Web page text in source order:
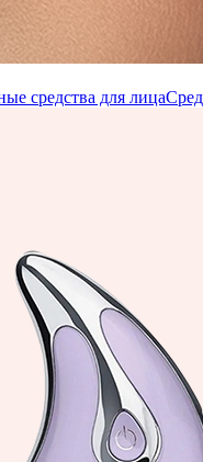
средства для лица